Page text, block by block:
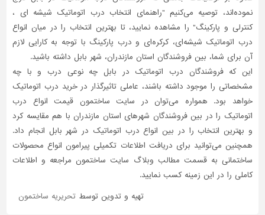
نموده‌اند، توصیه می‌کنیم "راهنمای انتخاب درب اتوماتیک شیشه ای ،
کنترلی و پارکینگ" را مشاهده نمایید، تا بهترین انتخاب را در میان انواع
درب اتوماتیک شیشه‌ای، کرکره‌ای و درب پارکینگ با توجه به کارایی لازم
آن برای شما، بین فروشندگان استان مازندران، شهر بابل داشته باشید.
این که فروشندگان درب اتوماتیک در بابل چه نوعی درب و با چه
مشخصاتی را موجود داشته باشند، عاملی تاثیر‌گذار در خرید درب اتوماتیک
خواهد بود. همواره می‌توان در سایت ساختمون قیمت انواع درب
اتوماتیک را در بین فروشندگان شهرهای استان مازندران با هم مقایسه کرد
و بهترین انتخاب را در بین انواع درب اتوماتیک در شهر بابل انجام داد.
همچنین می‌توانید برای دریافت اطلاعات تکمیلی پیرامون انواع محصولات
ساختمانی به قسمت مطالب وبلاگ سایت ساختمون مراجعه و اطلاعات
کاملی را در این زمینه کسب نمایید.
تهیه و تدوین توسط تحریریه ساختمون